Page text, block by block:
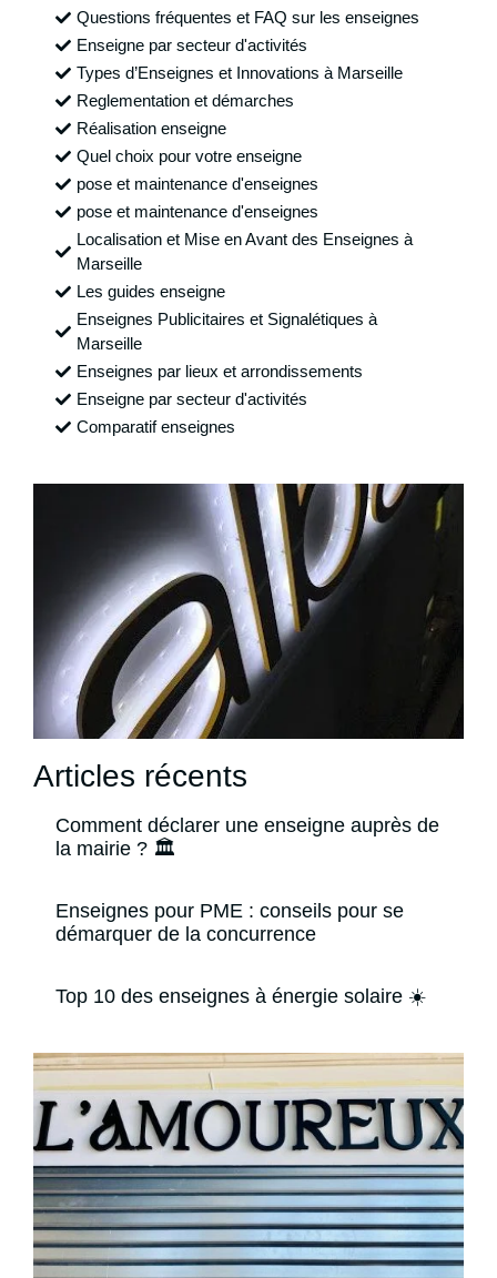
Questions fréquentes et FAQ sur les enseignes
Enseigne par secteur d'activités
Types d’Enseignes et Innovations à Marseille
Reglementation et démarches
Réalisation enseigne
Quel choix pour votre enseigne
pose et maintenance d'enseignes
pose et maintenance d'enseignes
Localisation et Mise en Avant des Enseignes à
Marseille
Les guides enseigne
Enseignes Publicitaires et Signalétiques à
Marseille
Enseignes par lieux et arrondissements
Enseigne par secteur d'activités
Comparatif enseignes
Articles récents
Comment déclarer une enseigne auprès de
la mairie ? 🏛️
Enseignes pour PME : conseils pour se
démarquer de la concurrence
Top 10 des enseignes à énergie solaire ☀️